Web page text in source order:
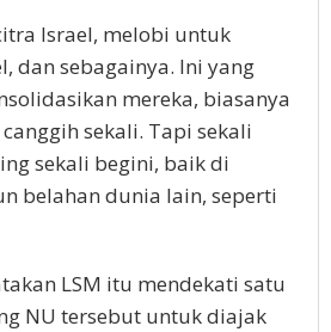
Israel, melobi untuk
dan sebagainya. Ini yang
mereka, biasanya
sekali. Tapi sekali
sekali begini, baik di
belahan dunia lain, seperti
LSM itu mendekati satu
NU tersebut untuk diajak